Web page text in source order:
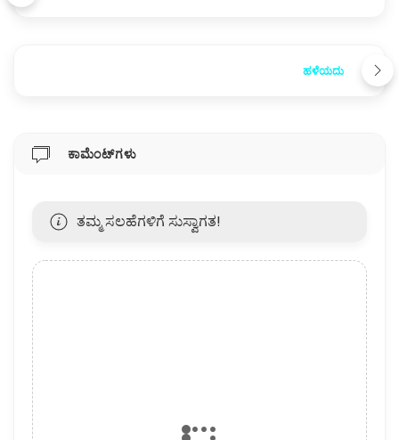
ಹಳೆಯದು
ಕಾಮೆಂಟ್‌ಗಳು
ತಮ್ಮ ಸಲಹೆಗಳಿಗೆ ಸುಸ್ವಾಗತ!